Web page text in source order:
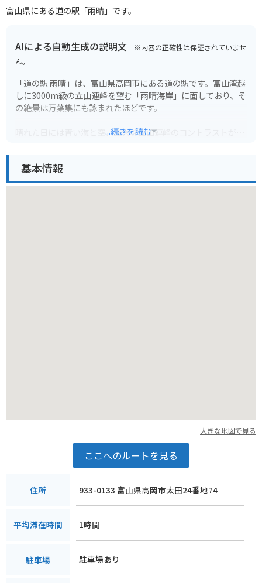
富山県にある道の駅「雨晴」です。
AIによる自動生成の説明文 ※内容の正確性は保証されていませ
ん。
「道の駅 雨晴」は、富山県高岡市にある道の駅です。富山湾越
しに3000m級の立山連峰を望む「雨晴海岸」に面しており、そ
の絶景は万葉集にも詠まれたほどです。
晴れた日には青い海と空、雄大な立山連峰のコントラストが美
品を販売するショップがあり、観光客に人気です。
...続きを読む
基本情報
大きな地図で見る
ここへのルートを見る
住所 933-0133 富山県高岡市太田24番地74
平均滞在時間 1時間
駐車場 駐車場あり